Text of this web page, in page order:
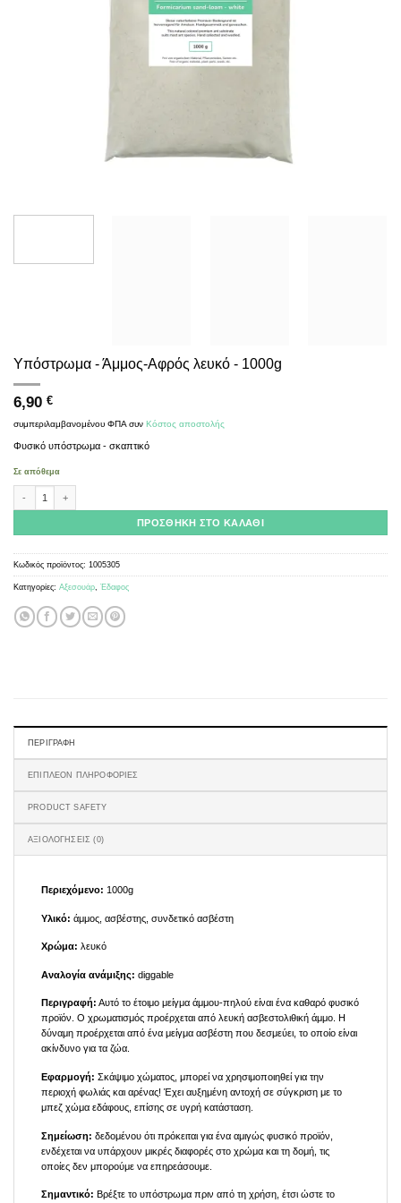
Υπόστρωμα - Άμμος-Αφρός λευκό - 1000g
6,90 €
συμπεριλαμβανομένου ΦΠΑ συν Κόστος αποστολής
Φυσικό υπόστρωμα - σκαπτικό
Σε απόθεμα
ΠΡΟΣΘΉΚΗ ΣΤΟ ΚΑΛΆΘΙ
Κωδικός προϊόντος: 1005305
Κατηγορίες: Αξεσουάρ, Έδαφος
ΠΕΡΙΓΡΑΦΉ
ΕΠΙΠΛΈΟΝ ΠΛΗΡΟΦΟΡΊΕΣ
PRODUCT SAFETY
ΑΞΙΟΛΟΓΉΣΕΙΣ (0)
Περιεχόμενο: 1000g
Υλικό: άμμος, ασβέστης, συνδετικό ασβέστη
Χρώμα: λευκό
Αναλογία ανάμιξης: diggable
Περιγραφή: Αυτό το έτοιμο μείγμα άμμου-πηλού είναι ένα καθαρό φυσικό
προϊόν. Ο χρωματισμός προέρχεται από λευκή ασβεστολιθική άμμο. Η
δύναμη προέρχεται από ένα μείγμα ασβέστη που δεσμεύει, το οποίο είναι
ακίνδυνο για τα ζώα.
Εφαρμογή: Σκάψιμο χώματος, μπορεί να χρησιμοποιηθεί για την
περιοχή φωλιάς και αρένας! Έχει αυξημένη αντοχή σε σύγκριση με το
μπεζ χώμα εδάφους, επίσης σε υγρή κατάσταση.
Σημείωση: δεδομένου ότι πρόκειται για ένα αμιγώς φυσικό προϊόν,
ενδέχεται να υπάρχουν μικρές διαφορές στο χρώμα και τη δομή, τις
οποίες δεν μπορούμε να επηρεάσουμε.
Σημαντικό: Βρέξτε το υπόστρωμα πριν από τη χρήση, έτσι ώστε το